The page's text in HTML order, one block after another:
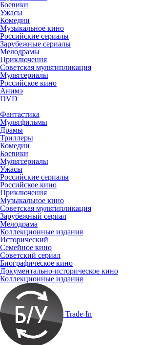
Боевики
Ужасы
Комедии
Музыкальное кино
Российские сериалы
Зарубежные сериалы
Мелодрамы
Приключения
Советская мультипликация
Мультсериалы
Российское кино
Анимэ
DVD
Фантастика
Мультфильмы
Драмы
Триллеры
Комедии
Боевики
Мультсериалы
Ужасы
Российские сериалы
Российское кино
Приключения
Музыкальное кино
Советская мультипликация
Зарубежный сериал
Мелодрама
Коллекционные издания
Исторический
Семейное кино
Советский сериал
Биографическое кино
Документально-историческое кино
Коллекционные издания
Trade-In